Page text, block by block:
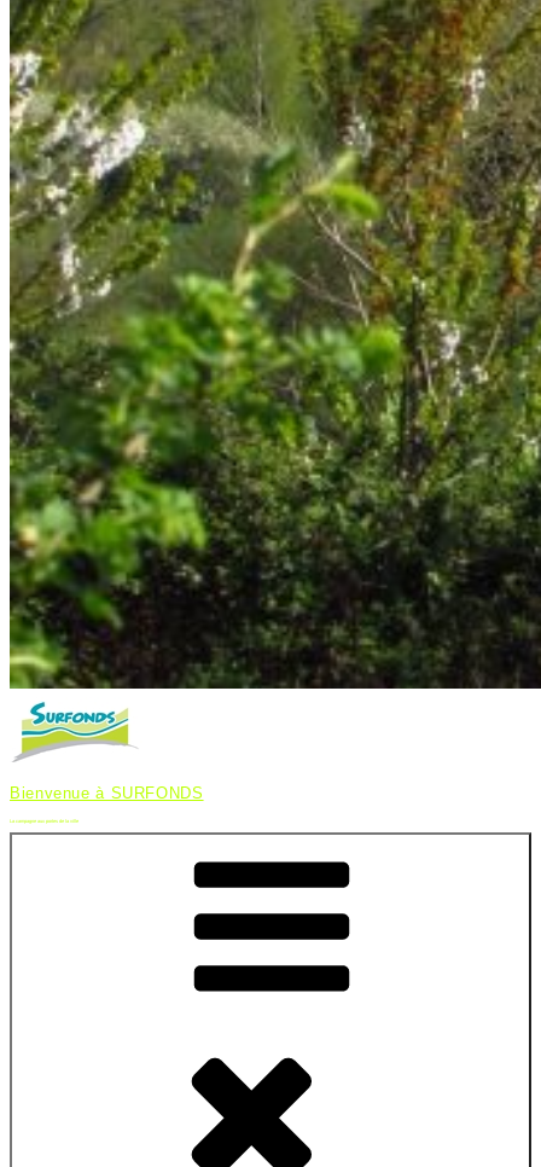
Bienvenue à SURFONDS
La campagne aux portes de la ville